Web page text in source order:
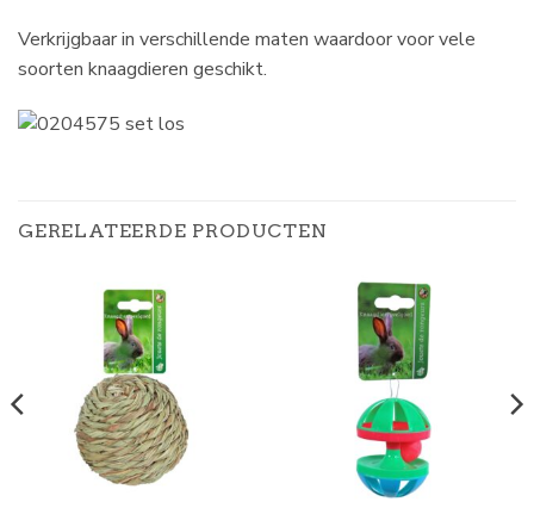
Verkrijgbaar in verschillende maten waardoor voor vele
soorten knaagdieren geschikt.
GERELATEERDE PRODUCTEN